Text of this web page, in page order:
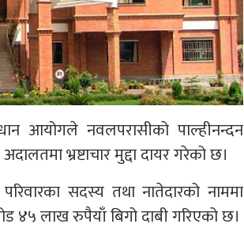
आयोगले नवलपरासीको पाल्हीनन्दन
भ्रष्टाचार मुद्दा दायर गरेको छ।
सदस्य तथा नातेदारको नाममा
४५ लाख रुपैयाँ बिगो दाबी गरिएको छ।